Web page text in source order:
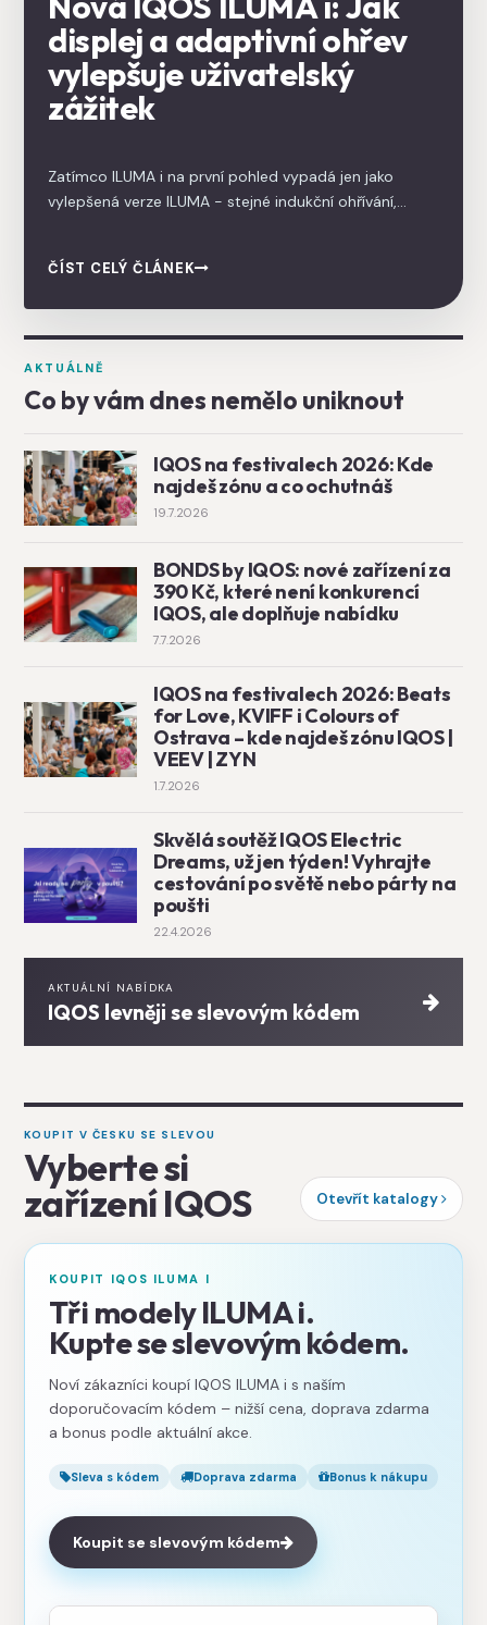
displej a adaptivní ohřev
vylepšuje uživatelský
zážitek
Zatímco ILUMA i na první pohled vypadá jen jako
vylepšená verze ILUMA - stejné indukční ohřívání,
displej. ILUMA i je první IQOS, který přidává uživatelské
ČÍST CELÝ ČLÁNEK
AKTUÁLNĚ
Co by vám dnes nemělo uniknout
IQOS na festivalech 2026: Kde
najdeš zónu a co ochutnáš
19.7.2026
BONDS by IQOS: nové zařízení za
390 Kč, které není konkurencí
IQOS, ale doplňuje nabídku
7.7.2026
IQOS na festivalech 2026: Beats
for Love, KVIFF i Colours of
Ostrava – kde najdeš zónu IQOS |
VEEV | ZYN
1.7.2026
Skvělá soutěž IQOS Electric
Dreams, už jen týden! Vyhrajte
cestování po světě nebo párty na
poušti
22.4.2026
AKTUÁLNÍ NABÍDKA
IQOS levněji se slevovým kódem
KOUPIT V ČESKU SE SLEVOU
Vyberte si
zařízení IQOS Otevřít katalogy
KOUPIT IQOS ILUMA I
Tři modely ILUMA i.
Kupte se slevovým kódem.
Noví zákazníci koupí IQOS ILUMA i s naším
doporučovacím kódem – nižší cena, doprava zdarma
a bonus podle aktuální akce.
Sleva s kódem Doprava zdarma Bonus k nákupu
Koupit se slevovým kódem